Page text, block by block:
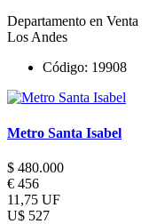
Departamento en Venta
Los Andes
Código: 19908
Metro Santa Isabel
$ 480.000
€ 456
11,75 UF
U$ 527